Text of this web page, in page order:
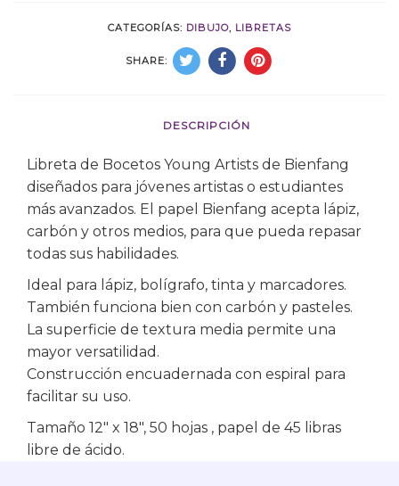
CATEGORÍAS: DIBUJO, LIBRETAS
SHARE:
DESCRIPCIÓN
Libreta de Bocetos Young Artists de Bienfang
diseñados para jóvenes artistas o estudiantes
más avanzados. El papel Bienfang acepta lápiz,
carbón y otros medios, para que pueda repasar
todas sus habilidades.
Ideal para lápiz, bolígrafo, tinta y marcadores.
También funciona bien con carbón y pasteles.
La superficie de textura media permite una
mayor versatilidad.
Construcción encuadernada con espiral para
facilitar su uso.
Tamaño 12″ x 18″, 50 hojas , papel de 45 libras
libre de ácido.